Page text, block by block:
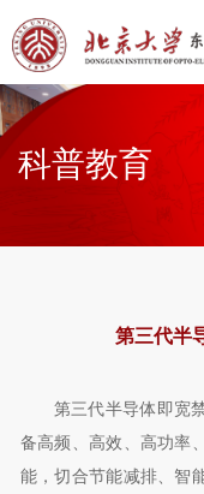
科普教育
第三代半
第三代半导体即宽
备高频、高效、高功率
能，切合节能减排、智